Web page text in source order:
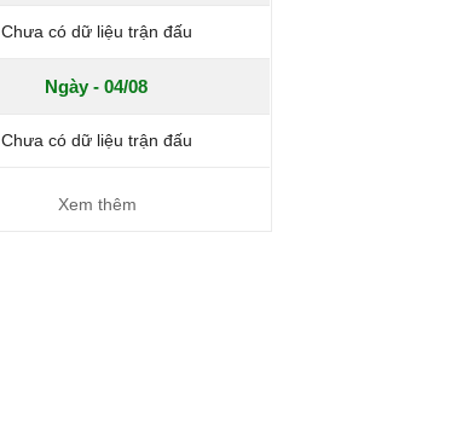
Chưa có dữ liệu trận đấu
Ngày - 04/08
Chưa có dữ liệu trận đấu
Xem thêm